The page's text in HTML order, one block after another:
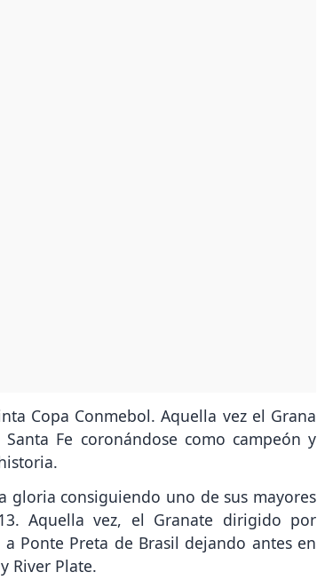
Copa Conmebol. Aquella vez el Grana
Fe coronándose como campeón y
gloria consiguiendo uno de sus mayores
Aquella vez, el Granate dirigido por
Ponte Preta de Brasil dejando antes en
River Plate.